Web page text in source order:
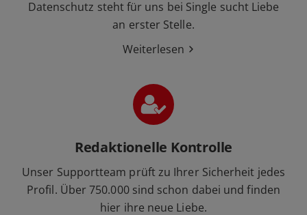
Datenschutz steht für uns bei Single sucht Liebe
an erster Stelle.
Weiterlesen
Redaktionelle Kontrolle
Unser Supportteam prüft zu Ihrer Sicherheit jedes
Profil. Über 750.000 sind schon dabei und finden
hier ihre neue Liebe.